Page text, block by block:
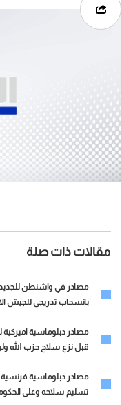
مقالات ذات صلة
مصادر في واشنطن للجديد:
بانسحاب تدريجي للجيش
مصادر دبلوماسية اميركية
قبل نزع سلاح حزب الله
مصادر دبلوماسية فرنسية
تسليم سلاحه وعلى الحكومة